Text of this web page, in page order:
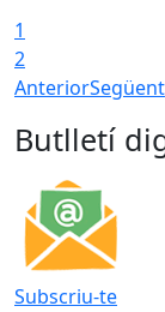
1
2
AnteriorSegüent
Butlletí
Subscriu-te